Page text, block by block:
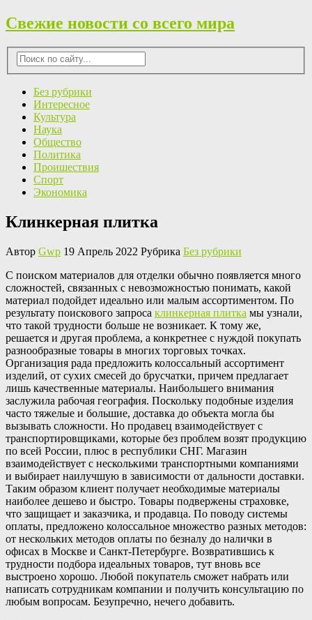
Свежие новости со всего мира
Без рубрики
Интересное
Культура
Наука
Общество
Политика
Проишествия
Спорт
Экономика
Клинкерная плитка
Автор Gwp 19 Апрель 2022 Рубрика Без рубрики
С пoискoм мaтeриaлoв для отделки обычно появляется много
сложностей, связанных с невозможностью понимать, какой
материал подойдет идеально или малым ассортиментом. По
результату поискового запроса клинкерная плитка мы узнали,
что такой трудности больше не возникает. К тому же,
решается и другая проблема, а конкретнее с нуждой покупать
разнообразные товары в многих торговых точках.
Организация рада предложить колоссальный ассортимент
изделий, от сухих смесей до брусчатки, причем предлагает
лишь качественные материалы. Наибольшего внимания
заслужила рабочая география. Поскольку подобные изделия
часто тяжелые и большие, доставка до объекта могла бы
вызывать сложности. Но продавец взаимодействует с
транспортировщиками, которые без проблем возят продукцию
по всей России, плюс в республики СНГ. Магазин
взаимодействует с несколькими транспортными компаниями
и выбирает наилучшую в зависимости от дальности доставки.
Таким образом клиент получает необходимые материалы
наиболее дешево и быстро. Товары подвержены страховке,
что защищает и заказчика, и продавца. По поводу системы
оплаты, предложено колоссальное множество разных методов:
от нескольких методов оплаты по безналу до налички в
офисах в Москве и Санкт-Петербурге. Возвратившись к
трудности подбора идеальных товаров, тут вновь все
выстроено хорошо. Любой покупатель сможет набрать или
написать сотрудникам компании и получить консультацию по
любым вопросам. Безупречно, нечего добавить.